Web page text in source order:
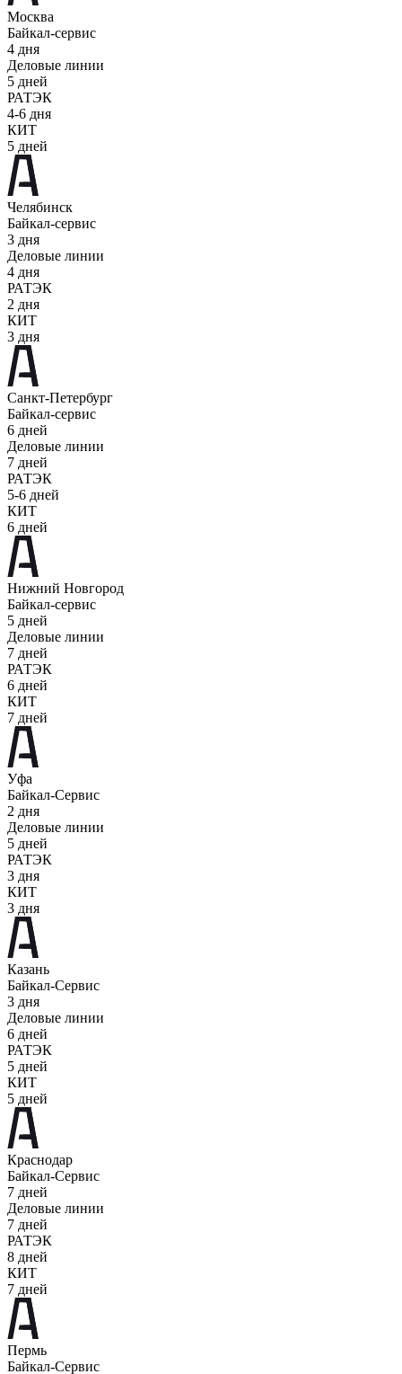
Москва
Байкал-сервис
4 дня
Деловые линии
5 дней
РАТЭК
4-6 дня
КИТ
5 дней
Челябинск
Байкал-сервис
3 дня
Деловые линии
4 дня
РАТЭК
2 дня
КИТ
3 дня
Санкт-Петербург
Байкал-сервис
6 дней
Деловые линии
7 дней
РАТЭК
5-6 дней
КИТ
6 дней
Нижний Новгород
Байкал-сервис
5 дней
Деловые линии
7 дней
РАТЭК
6 дней
КИТ
7 дней
Уфа
Байкал-Сервис
2 дня
Деловые линии
5 дней
РАТЭК
3 дня
КИТ
3 дня
Казань
Байкал-Сервис
3 дня
Деловые линии
6 дней
РАТЭК
5 дней
КИТ
5 дней
Краснодар
Байкал-Сервис
7 дней
Деловые линии
7 дней
РАТЭК
8 дней
КИТ
7 дней
Пермь
Байкал-Сервис